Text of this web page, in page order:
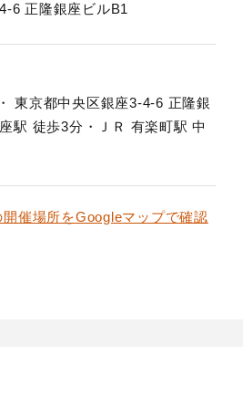
6 正隆銀座ビルB1
東京都中央区銀座3-4-6 正隆銀
駅 徒歩3分・ＪＲ 有楽町駅 中
開催場所をGoogleマップで確認